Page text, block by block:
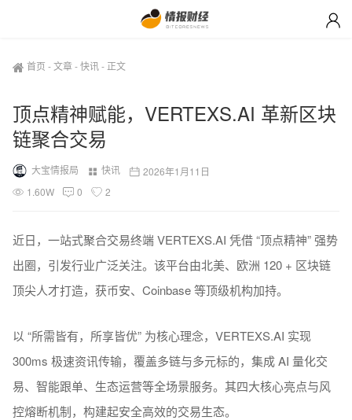
首页 -文章-快讯- 正文
顶点精神赋能，VERTEXS.AI 革新区块
链聚合交易
大宝情报局 快讯
2026年1月11日
1.60W
0 2
近日，一站式聚合交易终端 VERTEXS.AI 凭借 “顶点精神” 强势
出圈，引发行业广泛关注。该平台由北美、欧洲 120 + 区块链
顶尖人才打造，获币安、Coinbase 等顶级机构加持。
以 “所需皆有，所享皆优” 为核心理念，VERTEXS.AI 实现
300ms 极速资讯传输，覆盖多链与多元标的，集成 AI 量化交
易、智能跟单、生态运营等全场景服务。其四大核心亮点与风
控熔断机制，构建起安全高效的交易生态。